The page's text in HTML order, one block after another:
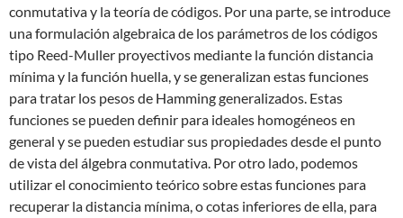
conmutativa y la teoría de códigos. Por una parte, se introduce
una formulación algebraica de los parámetros de los códigos
tipo Reed-Muller proyectivos mediante la función distancia
mínima y la función huella, y se generalizan estas funciones
para tratar los pesos de Hamming generalizados. Estas
funciones se pueden definir para ideales homogéneos en
general y se pueden estudiar sus propiedades desde el punto
de vista del álgebra conmutativa. Por otro lado, podemos
utilizar el conocimiento teórico sobre estas funciones para
recuperar la distancia mínima, o cotas inferiores de ella, para